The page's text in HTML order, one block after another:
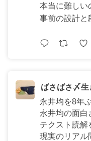
本当に難しい
事前の設計と
ばさばさ〆
永井均を8年
永井均の面白
テクスト読解
現実のリアル